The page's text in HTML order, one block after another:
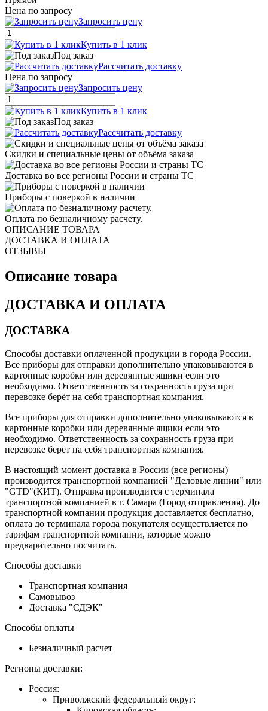
Цена по запросу
Запросить цену
Купить в 1 клик
Под заказ
Рассчитать доставку
Цена по запросу
Запросить цену
Купить в 1 клик
Под заказ
Рассчитать доставку
Скидки и специальные цены от объёма заказа
Доставка во все регионы России и страны ТС
Приборы с поверкой в наличии
Оплата по безналичному расчету.
ОПИСАНИЕ ТОВАРА
ДОСТАВКА И ОПЛАТА
ОТЗЫВЫ
Описание товара
ДОСТАВКА И ОПЛАТА
ДОСТАВКА
Способы доставки оплаченной продукции в города России.
Все приборы для отправки дополнительно упаковываются в
картонные коробки или деревянные ящики если это
необходимо. Ответственность за сохранность груза при
перевозке берёт на себя транспортная компания.
Все приборы для отправки дополнительно упаковываются в
картонные коробки или деревянные ящики если это
необходимо. Ответственность за сохранность груза при
перевозке берёт на себя транспортная компания.
В настоящий момент доставка в России (все регионы)
производится транспортной компанией "Деловые линии" или
"GTD"(КИТ). Отправка производится с терминала
транспортной компанией в г. Самара (Город отправления). До
транспортной компании продукция доставляется бесплатно,
оплата до терминала города покупателя осуществляется по
тарифам транспортной компании, которые можно
предварительно посчитать.
Способы доставки
Транспортная компания
Самовывоз
Доставка "СДЭК"
Способы оплаты
Безналичный расчет
Регионы доставки:
Россия:
Приволжский федеральный округ: